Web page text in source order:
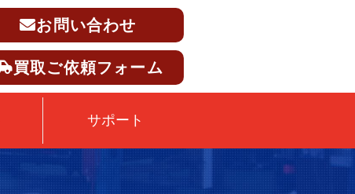
お問い合わせ
買取ご依頼フォーム
サポート